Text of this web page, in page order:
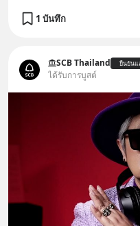
1 บันทึก
SCB Thailand ยืนยันแ
ได้รับการบูสต์